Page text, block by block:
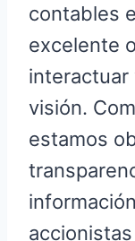
contables
excelente
interactuar
visión.
estamos